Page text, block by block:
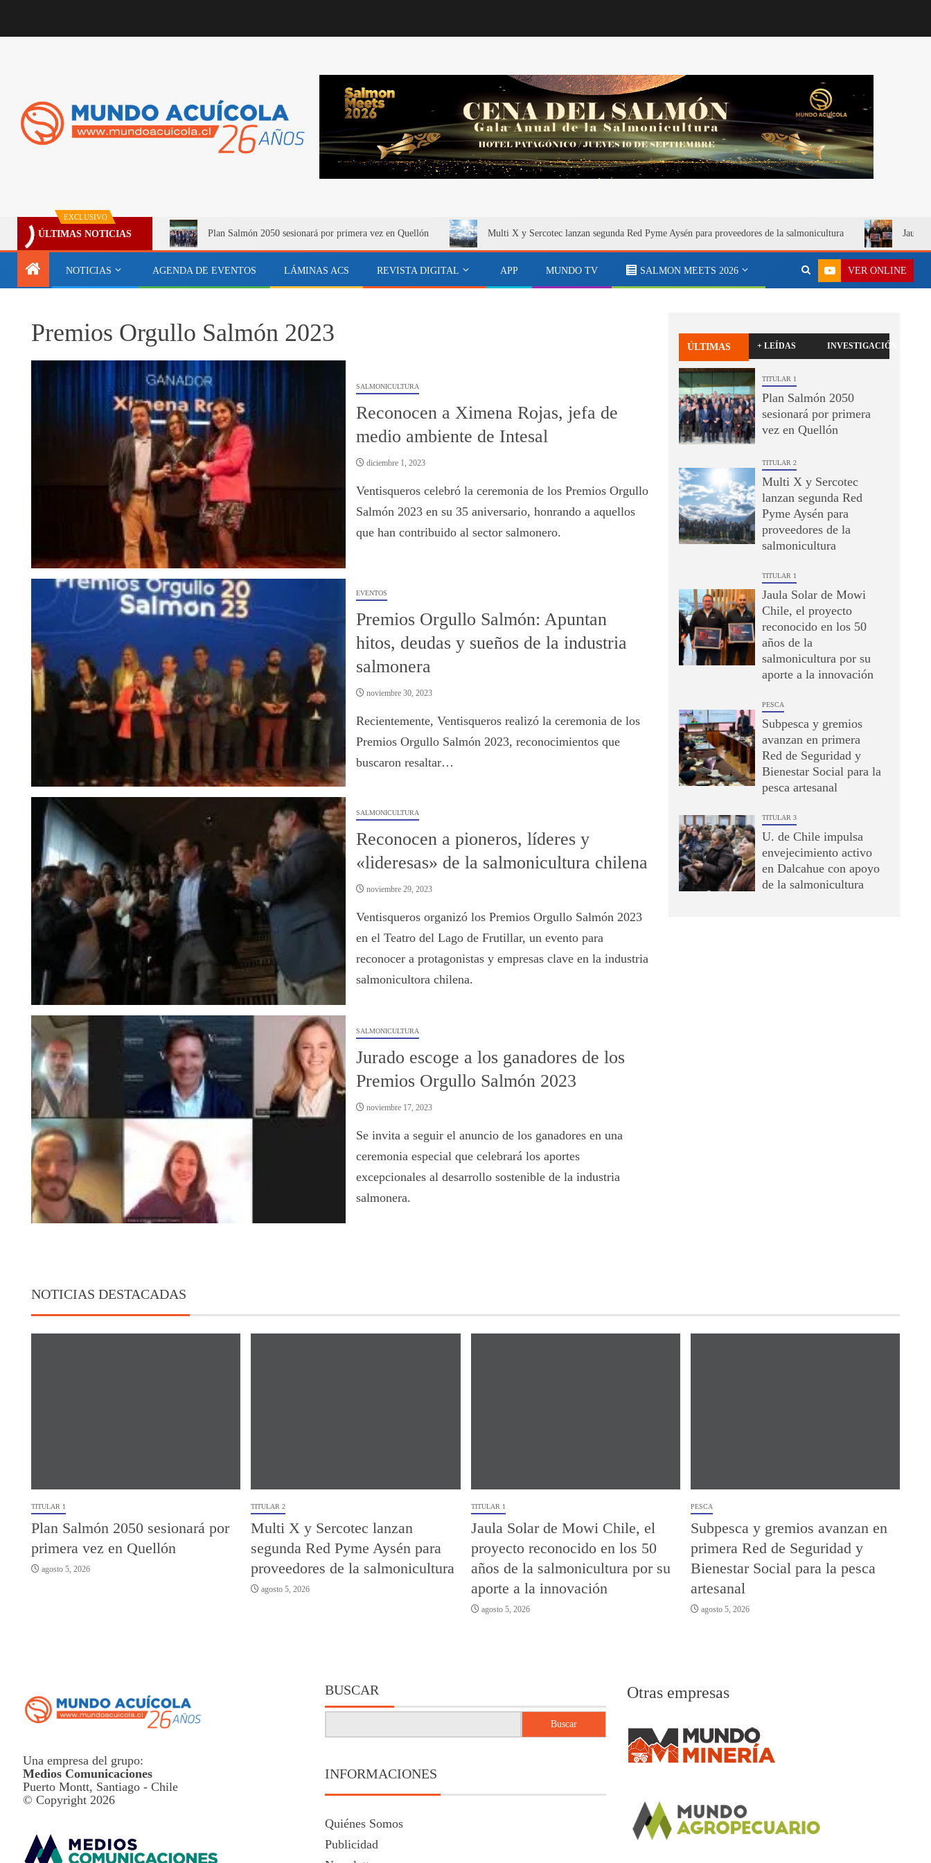
EXCLUSIVO
ÚLTIMAS NOTICIAS Plan Salmón 2050 sesionará por primera vez en Quellón Multi X y Sercotec lanzan segunda Red Pyme Aysén para proveedores de la salmonicultura Jaula
NOTICIAS AGENDA DE EVENTOS LÁMINAS ACS REVISTA DIGITAL APP MUNDO TV SALMON MEETS 2026 VER ONLINE
Premios Orgullo Salmón 2023
SALMONICULTURA
Reconocen a Ximena Rojas, jefa de
medio ambiente de Intesal
diciembre 1, 2023
Ventisqueros celebró la ceremonia de los Premios Orgullo
Salmón 2023 en su 35 aniversario, honrando a aquellos
que han contribuido al sector salmonero.
EVENTOS
Premios Orgullo Salmón: Apuntan
hitos, deudas y sueños de la industria
salmonera
noviembre 30, 2023
Recientemente, Ventisqueros realizó la ceremonia de los
Premios Orgullo Salmón 2023, reconocimientos que
buscaron resaltar…
SALMONICULTURA
Reconocen a pioneros, líderes y
«lideresas» de la salmonicultura chilena
noviembre 29, 2023
Ventisqueros organizó los Premios Orgullo Salmón 2023
en el Teatro del Lago de Frutillar, un evento para
reconocer a protagonistas y empresas clave en la industria
salmonicultora chilena.
SALMONICULTURA
Jurado escoge a los ganadores de los
Premios Orgullo Salmón 2023
noviembre 17, 2023
Se invita a seguir el anuncio de los ganadores en una
ceremonia especial que celebrará los aportes
excepcionales al desarrollo sostenible de la industria
salmonera.
ÚLTIMAS + LEÍDAS INVESTIGACIÓN
TITULAR 1
Plan Salmón 2050
sesionará por primera
vez en Quellón
TITULAR 2
Multi X y Sercotec
lanzan segunda Red
Pyme Aysén para
proveedores de la
salmonicultura
TITULAR 1
Jaula Solar de Mowi
Chile, el proyecto
reconocido en los 50
años de la
salmonicultura por su
aporte a la innovación
PESCA
Subpesca y gremios
avanzan en primera
Red de Seguridad y
Bienestar Social para la
pesca artesanal
TITULAR 3
U. de Chile impulsa
envejecimiento activo
en Dalcahue con apoyo
de la salmonicultura
NOTICIAS DESTACADAS
TITULAR 1
Plan Salmón 2050 sesionará por
primera vez en Quellón
agosto 5, 2026
TITULAR 2
Multi X y Sercotec lanzan
segunda Red Pyme Aysén para
proveedores de la salmonicultura
agosto 5, 2026
TITULAR 1
Jaula Solar de Mowi Chile, el
proyecto reconocido en los 50
años de la salmonicultura por su
aporte a la innovación
agosto 5, 2026
PESCA
Subpesca y gremios avanzan en
primera Red de Seguridad y
Bienestar Social para la pesca
artesanal
agosto 5, 2026
Una empresa del grupo:
Medios Comunicaciones
Puerto Montt, Santiago - Chile
© Copyright 2026
BUSCAR
Buscar
INFORMACIONES
Quiénes Somos
Publicidad
Otras empresas